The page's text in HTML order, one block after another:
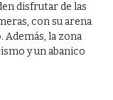
disfrutar de las
con su arena
la zona
y un abanico